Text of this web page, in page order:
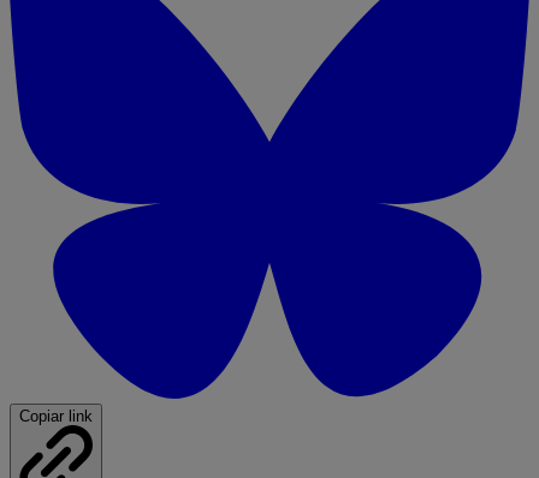
Copiar link